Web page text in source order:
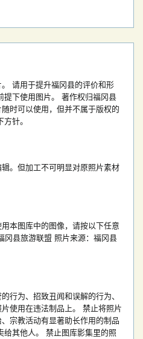
请用于提升福冈县的评价和形
下使用图片。
著作权归福冈县
时可以使用，但并不属于版权的
针。
。但加工不可明显对原照片素材
本图库中的图像，请按以下任意
冈县旅游联盟 照片来源：福冈县
行为、招致丑闻和误解的行为、
使用在违法制品上。
禁止将照片
宗教活动有显著助长作用的制品
其他人。
禁止图库影集里的照